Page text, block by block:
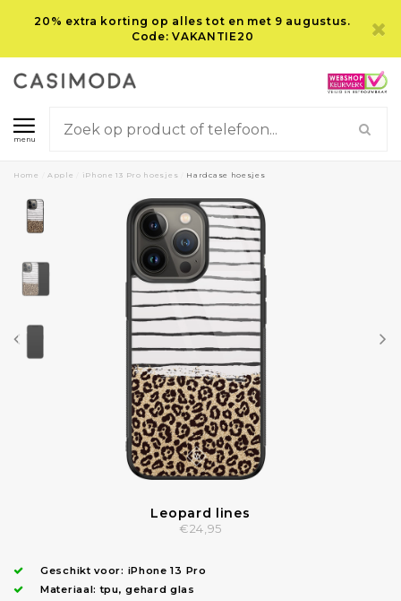
20% extra korting op alles tot en met 9 augustus.
Code: VAKANTIE20
menu
Home Apple iPhone 13 Pro hoesjes Hardcase hoesjes
Leopard lines
€24,95
Geschikt voor: iPhone 13 Pro
Materiaal: tpu, gehard glas